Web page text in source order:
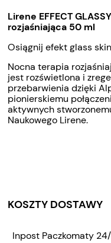
Lirene EFFECT
rozjaśniająca 50 ml
Osiągnij efekt glass
Nocna terapia
jest rozświetlona i
przebarwienia dzięki
pionierskiemu
aktywnych
Naukowego Lirene.
KOSZTY DOSTAWY
Inpost Paczkomaty